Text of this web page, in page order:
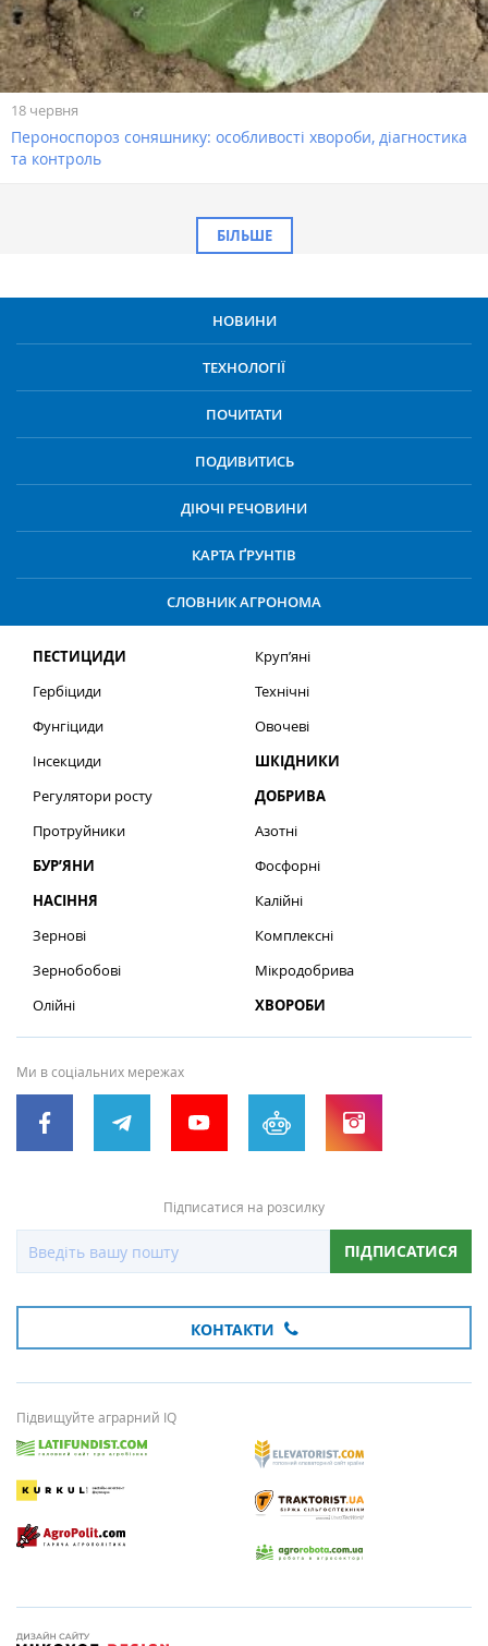
18 червня
Пероноспороз соняшнику: особливості хвороби, діагностика
та контроль
БІЛЬШЕ
НОВИНИ
ТЕХНОЛОГІЇ
ПОЧИТАТИ
ПОДИВИТИСЬ
ДІЮЧІ РЕЧОВИНИ
КАРТА ҐРУНТІВ
СЛОВНИК АГРОНОМА
ПЕСТИЦИДИ
Гербіциди
Фунгіциди
Інсекциди
Регулятори росту
Протруйники
БУР’ЯНИ
НАСІННЯ
Зернові
Зернобобові
Олійні
Круп’яні
Технічні
Овочеві
ШКІДНИКИ
ДОБРИВА
Азотні
Фосфорні
Калійні
Комплексні
Мікродобрива
ХВОРОБИ
Ми в соціальних мережах
Підписатися на розсилку
ПІДПИСАТИСЯ
КОНТАКТИ
Підвищуйте аграрний IQ